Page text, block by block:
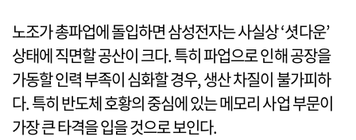
노조가 총파업에 돌입하면 삼성전자는 사실상 ‘셧다운’
상태에 직면할 공산이 크다. 특히 파업으로 인해 공장을
가동할 인력 부족이 심화할 경우, 생산 차질이 불가피하
다. 특히 반도체 호황의 중심에 있는 메모리 사업 부문이
가장 큰 타격을 입을 것으로 보인다.